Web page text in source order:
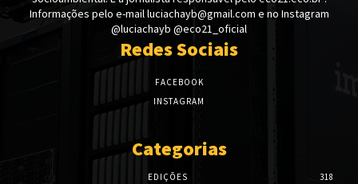
Informações pelo e-mail luciachayb@gmail.com e no Instagram
@luciachayb @eco21_oficial
Redes Sociais
FACEBOOK
INSTAGRAM
Categorias
EDIÇÕES 318